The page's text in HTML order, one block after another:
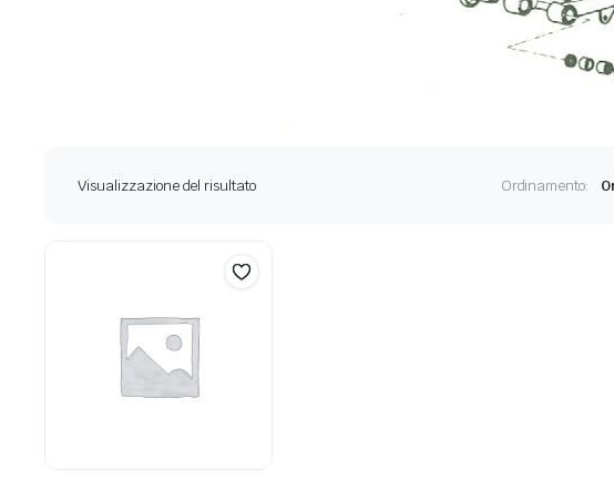
Visualizzazione del risultato Ordinamento: